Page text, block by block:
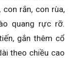
rắn, con rùa,
quang rực rỡ.
gắn thêm cổ
theo chiều cao